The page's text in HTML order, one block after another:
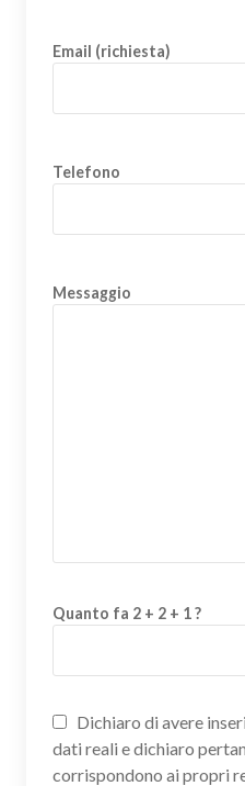
Email (richiesta)
Telefono
Messaggio
Quanto fa 2 + 2 + 1 ?
Dichiaro di avere
dati reali e dichiaro
corrispondono ai propri